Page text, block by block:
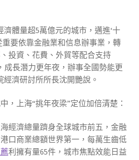
濟體量超5萬億元的城市，邁進‘十
重要依靠金融業和信息辦事業，轉
投資、花費、外貿等配合支持
成長潛力更年夜，辦事全國勢能更
經濟研討所所長沈開艷說。
，上海“挑年夜梁”定位加倍清楚：
經濟總量躋身全球城市前五，金融
口商業總額世界第一，每萬生齒低
利擁有量65件，城市焦點效能日益